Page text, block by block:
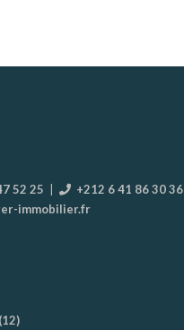
52 25 +212 6 41 86 30 36
immobilier.fr
(12)